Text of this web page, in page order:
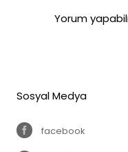
Yorum
Sosyal Medya
facebook